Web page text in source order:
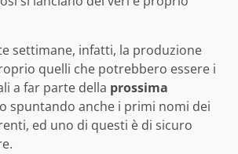
settimane, infatti, la produzione
quelli che potrebbero essere i
a far parte della prossima
spuntando anche i primi nomi dei
ed uno di questi è di sicuro